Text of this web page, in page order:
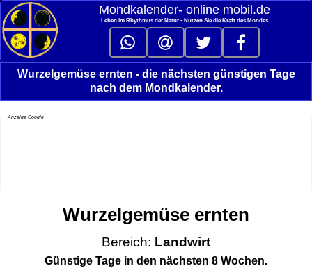
Mondkalender‑ online mobil.de
Leben im Rhythmus der Natur - Nutzen Sie die Kraft des Mondes
Wurzelgemüse ernten - die nächsten günstigen Tage
nach dem Mondkalender.
Anzeige Google
Wurzelgemüse ernten
Bereich: Landwirt
Günstige Tage in den nächsten 8 Wochen.